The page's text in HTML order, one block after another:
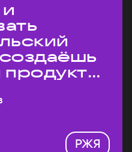
продукт
РЖЯ